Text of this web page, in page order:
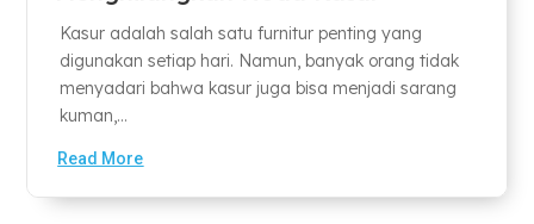
Kasur adalah salah satu furnitur penting yang
digunakan setiap hari. Namun, banyak orang tidak
menyadari bahwa kasur juga bisa menjadi sarang
kuman,...
Read More